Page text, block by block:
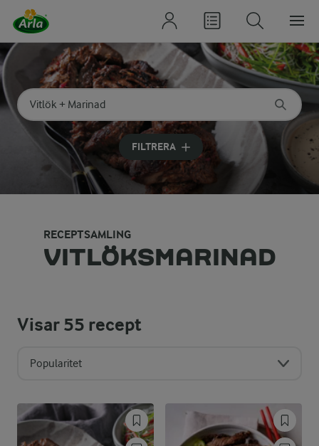
Sök på kategori eller ingrediens
Skriv in sökord för att få förslag
FILTRERA
RECEPTSAMLING
VITLÖKSMARINAD
Visar55 recept
Popularitet